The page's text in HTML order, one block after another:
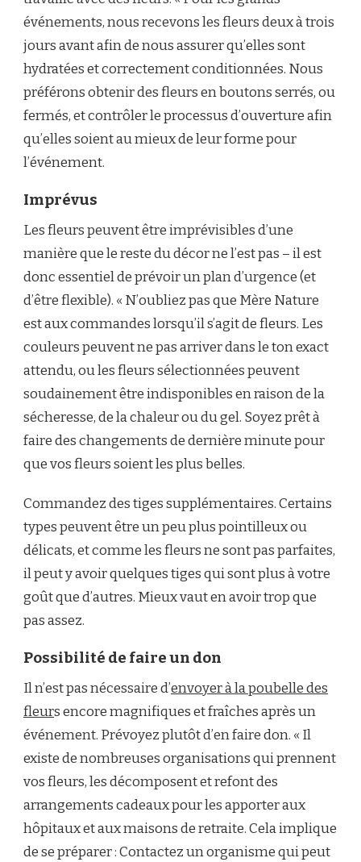
événements, nous recevons les fleurs deux à trois
jours avant afin de nous assurer qu’elles sont
hydratées et correctement conditionnées. Nous
préférons obtenir des fleurs en boutons serrés, ou
fermés, et contrôler le processus d’ouverture afin
qu’elles soient au mieux de leur forme pour
l’événement.
Imprévus
Les fleurs peuvent être imprévisibles d’une
manière que le reste du décor ne l’est pas – il est
donc essentiel de prévoir un plan d’urgence (et
d’être flexible). « N’oubliez pas que Mère Nature
est aux commandes lorsqu’il s’agit de fleurs. Les
couleurs peuvent ne pas arriver dans le ton exact
attendu, ou les fleurs sélectionnées peuvent
soudainement être indisponibles en raison de la
sécheresse, de la chaleur ou du gel. Soyez prêt à
faire des changements de dernière minute pour
que vos fleurs soient les plus belles.
Commandez des tiges supplémentaires. Certains
types peuvent être un peu plus pointilleux ou
délicats, et comme les fleurs ne sont pas parfaites,
il peut y avoir quelques tiges qui sont plus à votre
goût que d’autres. Mieux vaut en avoir trop que
pas assez.
Possibilité de faire un don
Il n’est pas nécessaire d’envoyer à la poubelle des
fleurs encore magnifiques et fraîches après un
événement. Prévoyez plutôt d’en faire don. « Il
existe de nombreuses organisations qui prennent
vos fleurs, les décomposent et refont des
arrangements cadeaux pour les apporter aux
hôpitaux et aux maisons de retraite. Cela implique
de se préparer : Contactez un organisme qui peut